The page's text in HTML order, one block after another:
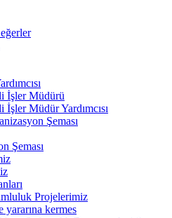
İşler Müdürü
Müdür Yardımcısı
Şeması
Şeması
Projelerimiz
yararına kermes